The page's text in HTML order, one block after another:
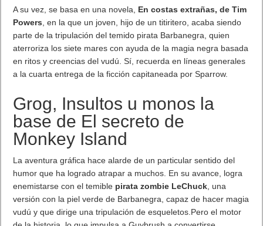
Apple Watch , la irrupción de la manzana en la tecnología
«wearable», asegurando que el 97% de sus propietarios está
satisfecho con esta compra.La próxima versión del sistema
operativo para el Apple Watch, WatchOS 2, estará disponible el
próximo 16 de septiembre. Estará disponible para 24 países,
entre ellos, España.Jeff Williams, vicepresidente de
operaciones de Apple, destaca que la tienda de aplicaciones
del Apple Watch ya suma la friolería de 10.000 aplicaciones.